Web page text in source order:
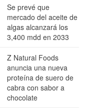
Se prevé que
mercado del aceite de
algas alcanzará los
3,400 mdd en 2033
Z Natural Foods
anuncia una nueva
proteína de suero de
cabra con sabor a
chocolate